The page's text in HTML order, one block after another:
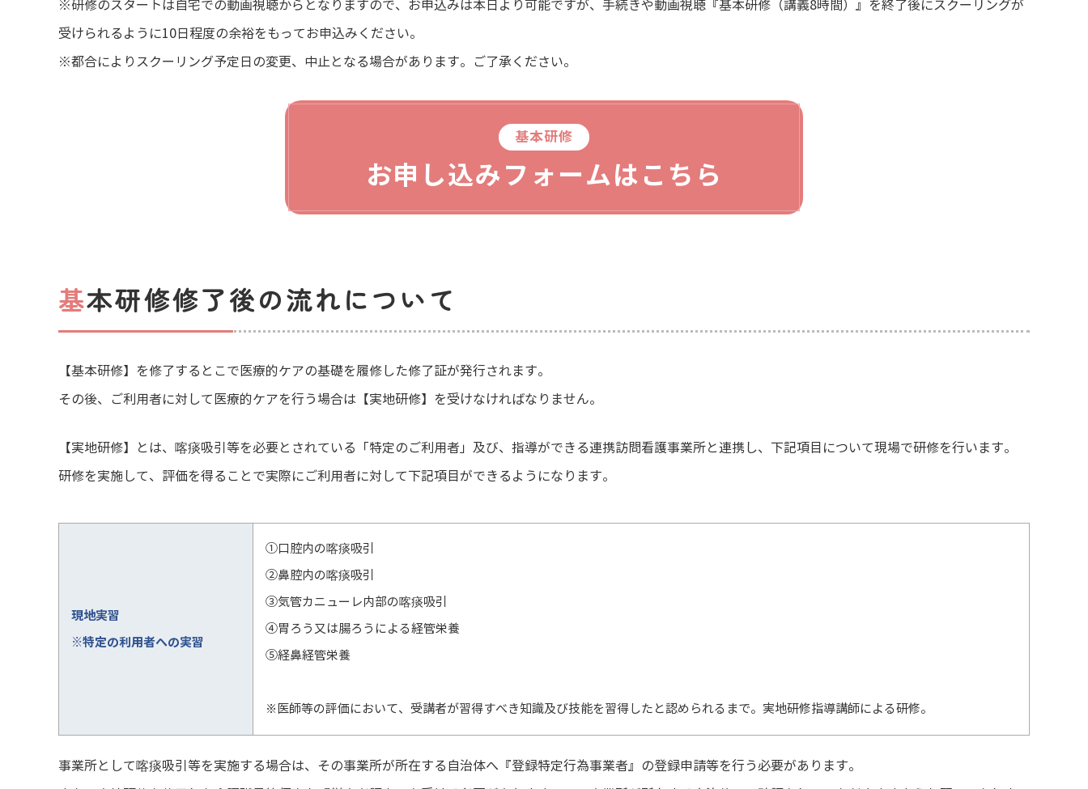
※研修のスタートは自宅での動画視聴からとなりますので、お申込みは本日より可能ですが、手続きや動画視聴『基本研修（講義8時間）』を終了後にスクーリングが
受けられるように10日程度の余裕をもってお申込みください。
※都合によりスクーリング予定日の変更、中止となる場合があります。ご了承ください。
基本研修
お申し込みフォームはこちら
基本研修修了後の流れについて
【基本研修】を修了するとこで医療的ケアの基礎を履修した修了証が発行されます。
その後、ご利用者に対して医療的ケアを行う場合は【実地研修】を受けなければなりません。
【実地研修】とは、喀痰吸引等を必要とされている「特定のご利用者」及び、指導ができる連携訪問看護事業所と連携し、下記項目について現場で研修を行います。
研修を実施して、評価を得ることで実際にご利用者に対して下記項目ができるようになります。
現地実習
※特定の利用者への実習
①口腔内の喀痰吸引
②鼻腔内の喀痰吸引
③気管カニューレ内部の喀痰吸引
④胃ろう又は腸ろうによる経管栄養
⑤経鼻経管栄養
※医師等の評価において、受講者が習得すべき知識及び技能を習得したと認められるまで。実地研修指導講師による研修。
事業所として喀痰吸引等を実施する場合は、その事業所が所在する自治体へ『登録特定行為事業者』の登録申請等を行う必要があります。